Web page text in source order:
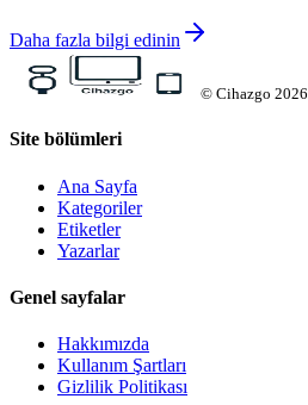
Daha fazla bilgi edinin
© Cihazgo 2026
Site bölümleri
Ana Sayfa
Kategoriler
Etiketler
Yazarlar
Genel sayfalar
Hakkımızda
Kullanım Şartları
Gizlilik Politikası